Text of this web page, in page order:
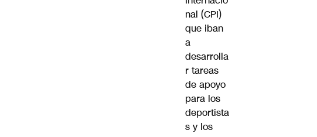
nal (CPI)
que iban
a
desarrolla
r tareas
de apoyo
para los
deportista
s y los